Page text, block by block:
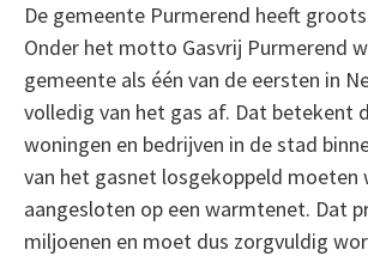
De gemeente Purmerend heeft
Onder het motto Gasvrij Purmerend
gemeente als één van de eersten in
volledig van het gas af. Dat betekent
woningen en bedrijven in de stad
van het gasnet losgekoppeld moeten
aangesloten op een warmtenet. Dat
miljoenen en moet dus zorgvuldig